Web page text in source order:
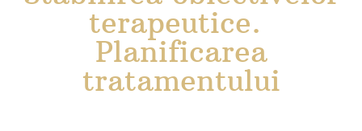
terapeutice.
Planificarea
tratamentului